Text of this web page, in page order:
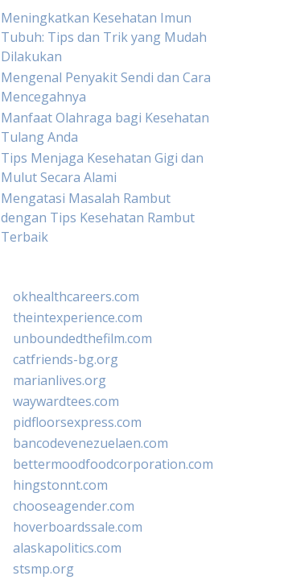
Meningkatkan Kesehatan Imun
Tubuh: Tips dan Trik yang Mudah
Dilakukan
Mengenal Penyakit Sendi dan Cara
Mencegahnya
Manfaat Olahraga bagi Kesehatan
Tulang Anda
Tips Menjaga Kesehatan Gigi dan
Mulut Secara Alami
Mengatasi Masalah Rambut
dengan Tips Kesehatan Rambut
Terbaik
okhealthcareers.com
theintexperience.com
unboundedthefilm.com
catfriends-bg.org
marianlives.org
waywardtees.com
pidfloorsexpress.com
bancodevenezuelaen.com
bettermoodfoodcorporation.com
hingstonnt.com
chooseagender.com
hoverboardssale.com
alaskapolitics.com
stsmp.org